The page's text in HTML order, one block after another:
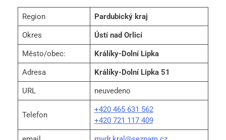
Region Pardubický kraj
Okres Ústí nad Orlicí
Město/obec: Králíky-Dolní Lipka
Adresa Králíky-Dolní Lipka 51
URL neuvedeno
Telefon
+420 465 631 562
+420 721 117 409